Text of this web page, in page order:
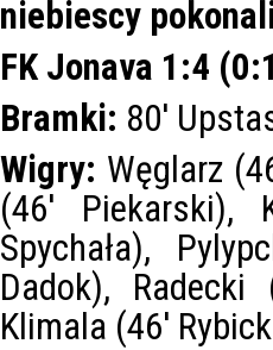
niebiescy
FK Jonava 1:4
Bramki: 80′
Wigry: Węglarz
(46′ Piekarski),
Spychała),
Dadok), Radecki
Klimala (46′